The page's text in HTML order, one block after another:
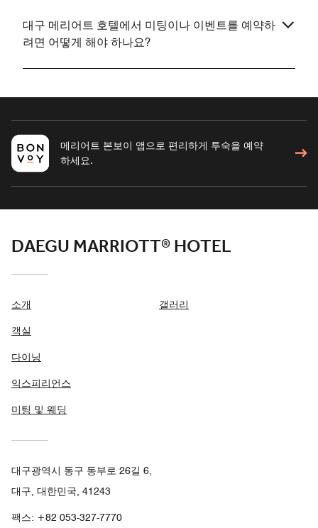
대구 메리어트 호텔에서 미팅이나 이벤트를 예약하
려면 어떻게 해야 하나요?
메리어트 본보이 앱으로 편리하게 투숙을 예약
하세요.
DAEGU MARRIOTT® HOTEL
소개
객실
다이닝
익스피리언스
미팅 및 웨딩
갤러리
대구광역시 동구 동부로 26길 6,
대구, 대한민국, 41243
팩스: +82 053-327-7770